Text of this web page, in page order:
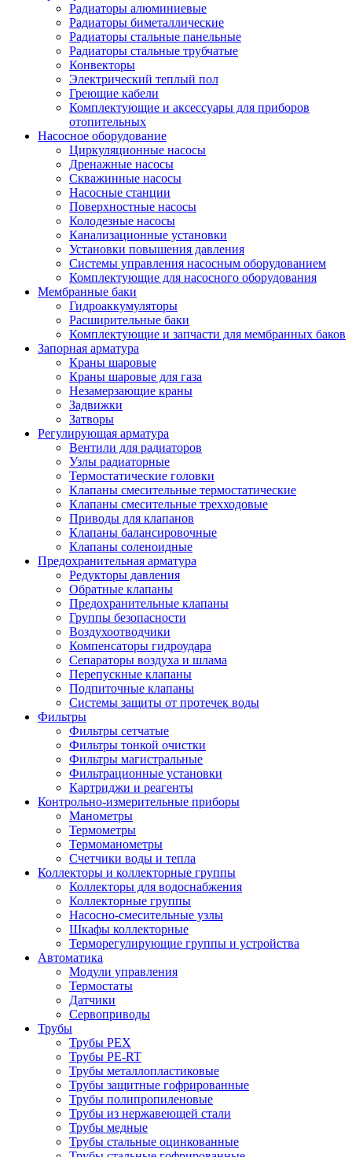
Радиаторы алюминиевые
Радиаторы биметаллические
Радиаторы стальные панельные
Радиаторы стальные трубчатые
Конвекторы
Электрический теплый пол
Греющие кабели
Комплектующие и аксессуары для приборов
отопительных
Насосное оборудование
Циркуляционные насосы
Дренажные насосы
Скважинные насосы
Насосные станции
Поверхностные насосы
Колодезные насосы
Канализационные установки
Установки повышения давления
Системы управления насосным оборудованием
Комплектующие для насосного оборудования
Мембранные баки
Гидроаккумуляторы
Расширительные баки
Комплектующие и запчасти для мембранных баков
Запорная арматура
Краны шаровые
Краны шаровые для газа
Незамерзающие краны
Задвижки
Затворы
Регулирующая арматура
Вентили для радиаторов
Узлы радиаторные
Термостатические головки
Клапаны смесительные термостатические
Клапаны смесительные трехходовые
Приводы для клапанов
Клапаны балансировочные
Клапаны соленоидные
Предохранительная арматура
Редукторы давления
Обратные клапаны
Предохранительные клапаны
Группы безопасности
Воздухоотводчики
Компенсаторы гидроудара
Сепараторы воздуха и шлама
Перепускные клапаны
Подпиточные клапаны
Системы защиты от протечек воды
Фильтры
Фильтры сетчатые
Фильтры тонкой очистки
Фильтры магистральные
Фильтрационные установки
Картриджи и реагенты
Контрольно-измерительные приборы
Манометры
Термометры
Термоманометры
Счетчики воды и тепла
Коллекторы и коллекторные группы
Коллекторы для водоснабжения
Коллекторные группы
Насосно-смесительные узлы
Шкафы коллекторные
Терморегулирующие группы и устройства
Автоматика
Модули управления
Термостаты
Датчики
Сервоприводы
Трубы
Трубы PEX
Трубы PE-RT
Трубы металлопластиковые
Трубы защитные гофрированные
Трубы полипропиленовые
Трубы из нержавеющей стали
Трубы медные
Трубы стальные оцинкованные